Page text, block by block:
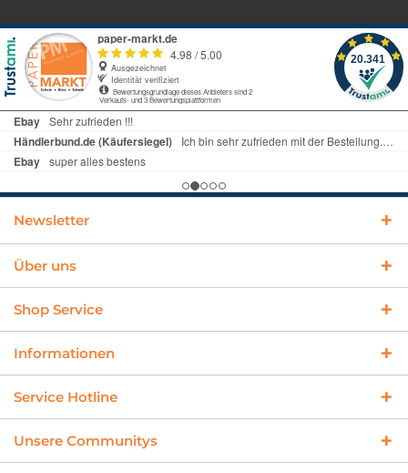
Newsletter
Über uns
Shop Service
Informationen
Service Hotline
Unsere Communitys